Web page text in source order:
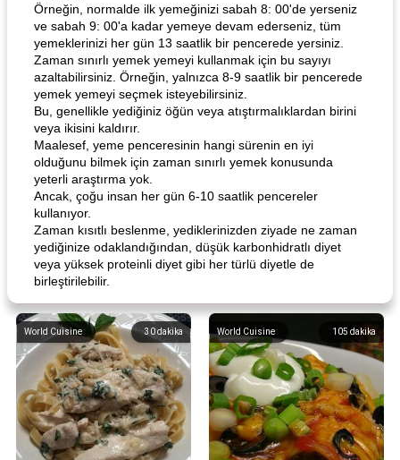
Örneğin, normalde ilk yemeğinizi sabah 8: 00'de yerseniz
ve sabah 9: 00'a kadar yemeye devam ederseniz, tüm
yemeklerinizi her gün 13 saatlik bir pencerede yersiniz.
Zaman sınırlı yemek yemeyi kullanmak için bu sayıyı
azaltabilirsiniz. Örneğin, yalnızca 8-9 saatlik bir pencerede
yemek yemeyi seçmek isteyebilirsiniz.
Bu, genellikle yediğiniz öğün veya atıştırmalıklardan birini
veya ikisini kaldırır.
Maalesef, yeme penceresinin hangi sürenin en iyi
olduğunu bilmek için zaman sınırlı yemek konusunda
yeterli araştırma yok.
Ancak, çoğu insan her gün 6-10 saatlik pencereler
kullanıyor.
Zaman kısıtlı beslenme, yediklerinizden ziyade ne zaman
yediğinize odaklandığından, düşük karbonhidratlı diyet
veya yüksek proteinli diyet gibi her türlü diyetle de
birleştirilebilir.
30dakika
World Cuisine 105 dakika
World Cuisine